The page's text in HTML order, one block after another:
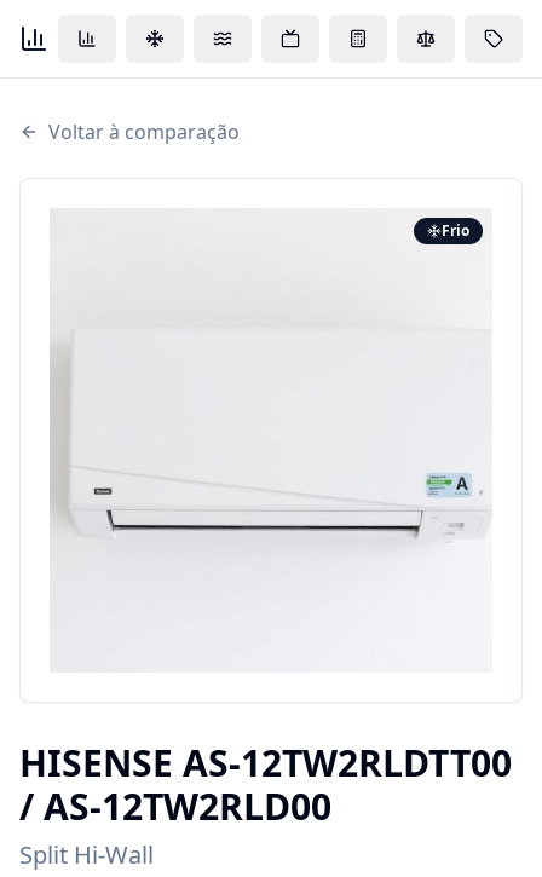
Voltar à comparação
Frio
HISENSE AS-12TW2RLDTT00
/ AS-12TW2RLD00
Split Hi-Wall